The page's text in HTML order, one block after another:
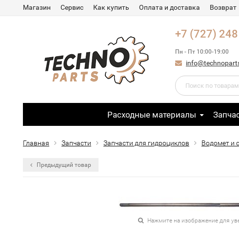
Магазин Сервис Как купить Оплата и доставка Возврат
+7 (727)
Пн - Пт 10:00-19:00
Расходные материалы
Главная Запчасти Запчасти для гидроциклов Водомет и
Предыдущий товар
Нажмите на изображение для